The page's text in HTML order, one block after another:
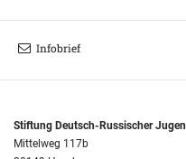
Infobrief
Stiftung Deutsch-Russischer
Mittelweg 117b